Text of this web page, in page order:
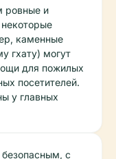
ровные и
каменные
гхату) могут
для пожилых
посетителей.
у главных
с